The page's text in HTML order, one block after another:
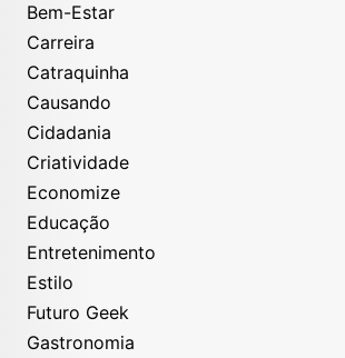
Bem-Estar
Carreira
Catraquinha
Causando
Cidadania
Criatividade
Economize
Educação
Entretenimento
Estilo
Futuro Geek
Gastronomia